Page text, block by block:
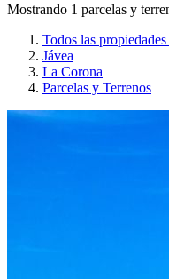
Mostrando 1 parcelas y
Todos las
Jávea
La Corona
Parcelas y Terrenos